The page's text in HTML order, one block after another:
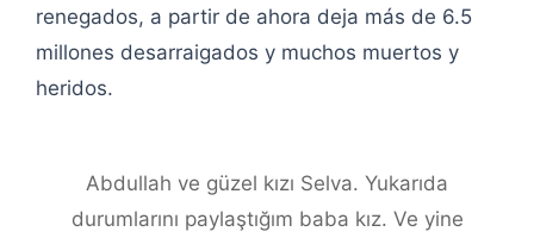
renegados, a partir de ahora deja más de 6.5
millones desarraigados y muchos muertos y
heridos.
Abdullah ve güzel kızı Selva. Yukarıda
durumlarını paylaştığım baba kız. Ve yine